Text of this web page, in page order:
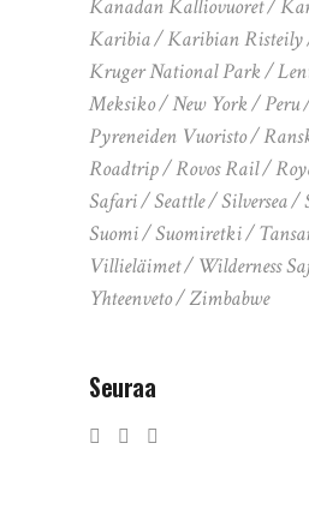
Kanadan Kalliovuoret
Karibia
Karibian Risteily
Kruger National Park
Meksiko
New York
Peru
Pyreneiden Vuoristo
Roadtrip
Rovos Rail
Safari
Seattle Silversea
Suomi
Suomiretki
Villieläimet
Wilderness
Yhteenveto
Zimbabwe
Seuraa